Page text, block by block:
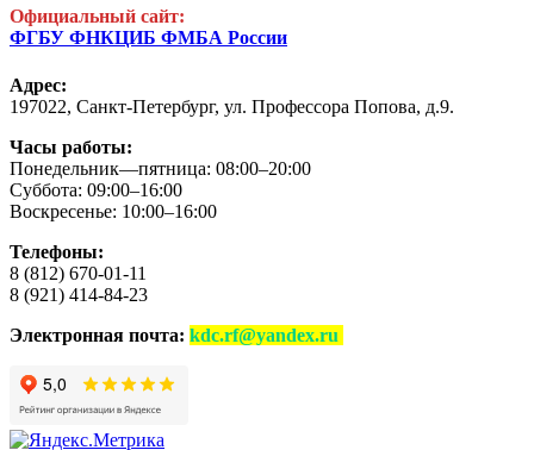
Официальный сайт:
ФГБУ ФНКЦИБ ФМБА России
Адрес:
197022, Санкт-Петербург, ул. Профессора Попова, д.9.
Часы работы:
Понедельник—пятница: 08:00–20:00
Суббота: 09:00–16:00
Воскресенье: 10:00–16:00
Телефоны:
8 (812) 670-01-11
8 (921) 414-84-23
Электронная почта: kdc.rf@yandex.ru